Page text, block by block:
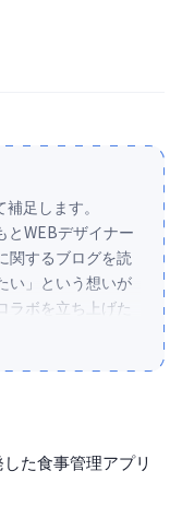
足します。
とWEBデザイナー
関するブログを読
い」という想いが
ラボを立ち上げた
学び始めてくれ
した。それで
エネルギーそのま
で駆け抜け、
た食事管理アプリ